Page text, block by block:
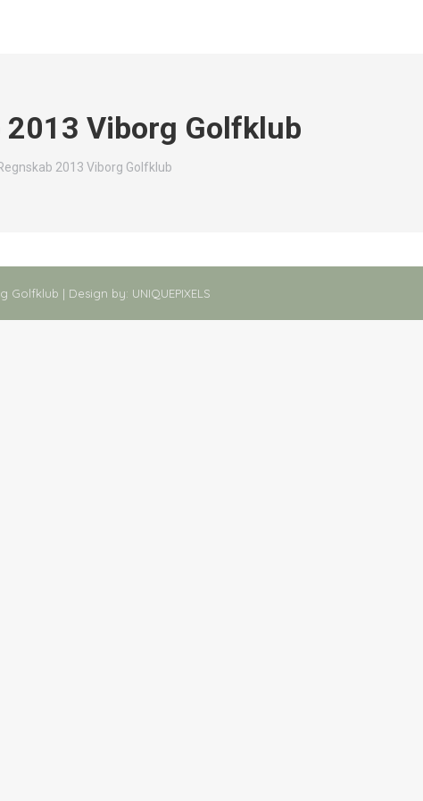
2013 Viborg Golfklub
2013 Viborg Golfklub
Golfklub | Design by: UNIQUEPIXELS